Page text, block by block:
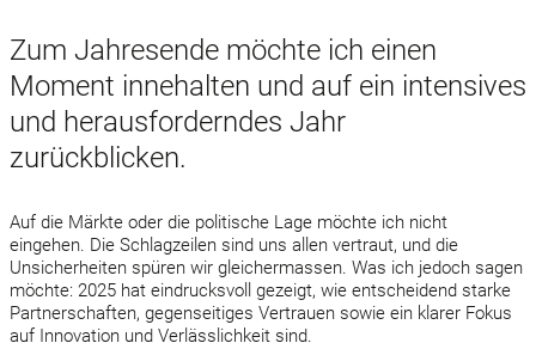
Zum Jahresende möchte ich einen
Moment innehalten und auf ein intensives
und herausforderndes Jahr
zurückblicken.
Auf die Märkte oder die politische Lage möchte ich nicht
eingehen. Die Schlagzeilen sind uns allen vertraut, und die
Unsicherheiten spüren wir gleichermassen. Was ich jedoch sagen
möchte: 2025 hat eindrucksvoll gezeigt, wie entscheidend starke
Partnerschaften, gegenseitiges Vertrauen sowie ein klarer Fokus
auf Innovation und Verlässlichkeit sind.